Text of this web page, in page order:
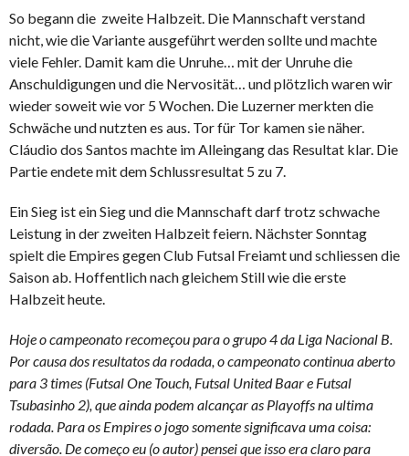
So begann die zweite Halbzeit. Die Mannschaft verstand
nicht, wie die Variante ausgeführt werden sollte und machte
viele Fehler. Damit kam die Unruhe… mit der Unruhe die
Anschuldigungen und die Nervosität… und plötzlich waren wir
wieder soweit wie vor 5 Wochen. Die Luzerner merkten die
Schwäche und nutzten es aus. Tor für Tor kamen sie näher.
Cláudio dos Santos machte im Alleingang das Resultat klar. Die
Partie endete mit dem Schlussresultat 5 zu 7.
Ein Sieg ist ein Sieg und die Mannschaft darf trotz schwache
Leistung in der zweiten Halbzeit feiern. Nächster Sonntag
spielt die Empires gegen Club Futsal Freiamt und schliessen die
Saison ab. Hoffentlich nach gleichem Still wie die erste
Halbzeit heute.
Hoje o campeonato recomeçou para o grupo 4 da Liga Nacional B.
Por causa dos resultatos da rodada, o campeonato continua aberto
para 3 times (Futsal One Touch, Futsal United Baar e Futsal
Tsubasinho 2), que ainda podem alcançar as Playoffs na ultima
rodada. Para os Empires o jogo somente significava uma coisa:
diversão. De começo eu (o autor) pensei que isso era claro para